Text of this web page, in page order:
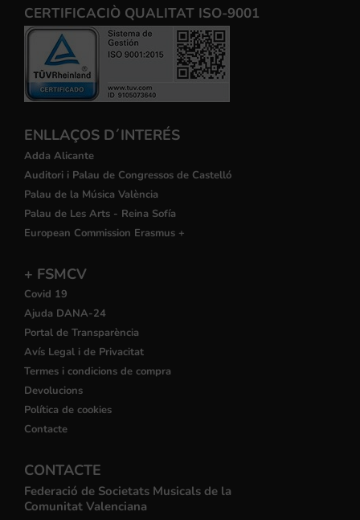
CERTIFICACIÒ QUALITAT ISO-9001
ENLLAÇOS D´INTERÉS
Adda Alicante
Auditori i Palau de Congressos de Castelló
Palau de la Música València
Palau de Les Arts - Reina Sofía
European Commission Erasmus +
+ FSMCV
Covid 19
Ajuda DANA-24
Portal de Transparència
Avís Legal i de Privacitat
Termes i condicions de compra
Devolucions
Política de cookies
Contacte
CONTACTE
Federació de Societats Musicals de la
Comunitat Valenciana